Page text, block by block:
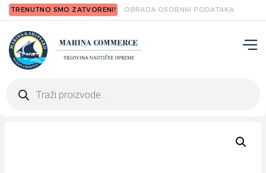
TRENUTNO SMO ZATVORENI! OBRADA OSOBNIH PODATAKA
search